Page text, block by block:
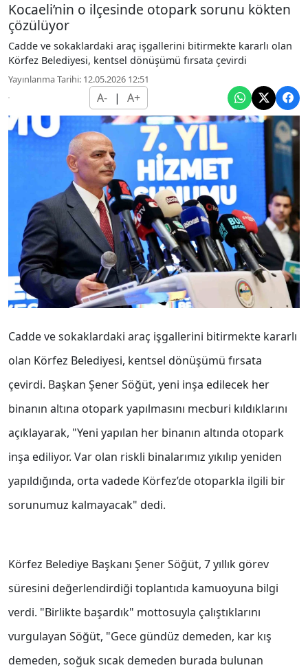
Kocaeli’nin o ilçesinde otopark sorunu kökten
çözülüyor
Cadde ve sokaklardaki araç işgallerini bitirmekte kararlı olan
Körfez Belediyesi, kentsel dönüşümü fırsata çevirdi
Yayınlanma Tarihi: 12.05.2026 12:51
A- | A+
Cadde ve sokaklardaki araç işgallerini bitirmekte kararlı
olan Körfez Belediyesi, kentsel dönüşümü fırsata
çevirdi. Başkan Şener Söğüt, yeni inşa edilecek her
binanın altına otopark yapılmasını mecburi kıldıklarını
açıklayarak, "Yeni yapılan her binanın altında otopark
inşa ediliyor. Var olan riskli binalarımız yıkılıp yeniden
yapıldığında, orta vadede Körfez’de otoparkla ilgili bir
sorunumuz kalmayacak" dedi.
Körfez Belediye Başkanı Şener Söğüt, 7 yıllık görev
süresini değerlendirdiği toplantıda kamuoyuna bilgi
verdi. "Birlikte başardık" mottosuyla çalıştıklarını
vurgulayan Söğüt, "Gece gündüz demeden, kar kış
demeden, soğuk sıcak demeden burada bulunan